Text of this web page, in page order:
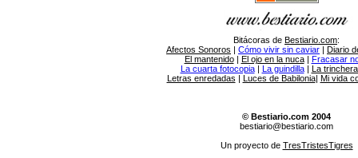
Bitácoras de Bestiario.com:
Afectos Sonoros | Cómo vivir sin caviar | Diario
El mantenido| El ojo en la nuca| Fracasar
La cuarta fotocopia| La guindilla| La
Letras enredadas | Luces de Babilonia| Mi vida
© Bestiario.com 2004
bestiario@bestiario.com
Un proyecto de TresTristesTigres